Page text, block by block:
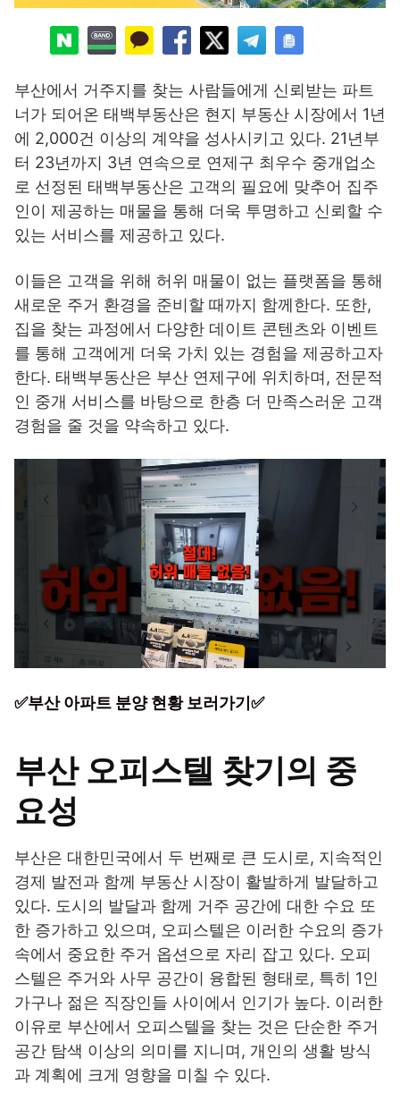
부산에서 거주지를 찾는 사람들에게 신뢰받는 파트
너가 되어온 태백부동산은 현지 부동산 시장에서 1년
에 2,000건 이상의 계약을 성사시키고 있다. 21년부
터 23년까지 3년 연속으로 연제구 최우수 중개업소
로 선정된 태백부동산은 고객의 필요에 맞추어 집주
인이 제공하는 매물을 통해 더욱 투명하고 신뢰할 수
있는 서비스를 제공하고 있다.
이들은 고객을 위해 허위 매물이 없는 플랫폼을 통해
새로운 주거 환경을 준비할 때까지 함께한다. 또한,
집을 찾는 과정에서 다양한 데이트 콘텐츠와 이벤트
를 통해 고객에게 더욱 가치 있는 경험을 제공하고자
한다. 태백부동산은 부산 연제구에 위치하며, 전문적
인 중개 서비스를 바탕으로 한층 더 만족스러운 고객
경험을 줄 것을 약속하고 있다.
✅부산 아파트 분양 현황 보러가기✅
부산 오피스텔 찾기의 중
요성
부산은 대한민국에서 두 번째로 큰 도시로, 지속적인
경제 발전과 함께 부동산 시장이 활발하게 발달하고
있다. 도시의 발달과 함께 거주 공간에 대한 수요 또
한 증가하고 있으며, 오피스텔은 이러한 수요의 증가
속에서 중요한 주거 옵션으로 자리 잡고 있다. 오피
스텔은 주거와 사무 공간이 융합된 형태로, 특히 1인
가구나 젊은 직장인들 사이에서 인기가 높다. 이러한
이유로 부산에서 오피스텔을 찾는 것은 단순한 주거
공간 탐색 이상의 의미를 지니며, 개인의 생활 방식
과 계획에 크게 영향을 미칠 수 있다.